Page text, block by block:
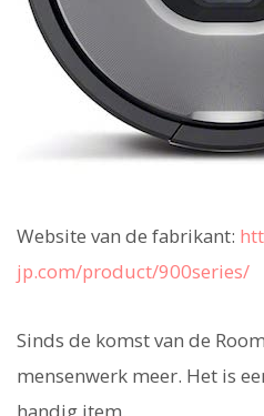
Website van de fabrikant:
jp.com/product/900series/
Sinds de komst van de
mensenwerk meer. Het is